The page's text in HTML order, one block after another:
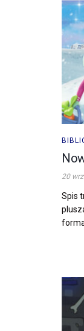
20
Spis